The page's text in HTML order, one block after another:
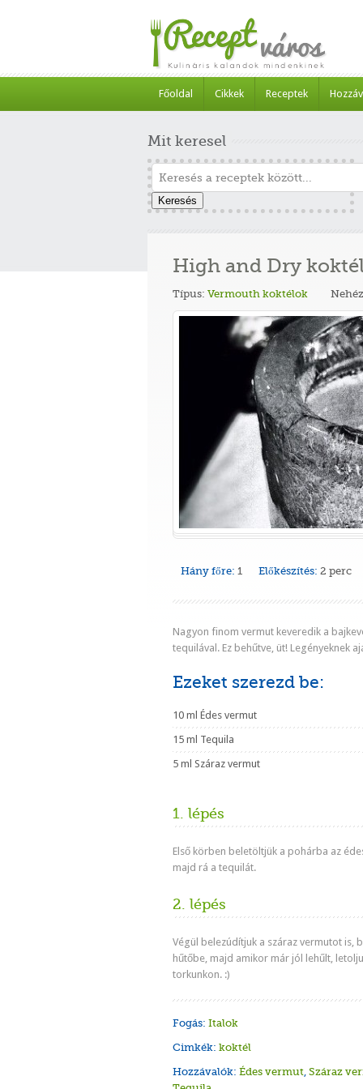
Főoldal Cikkek Receptek
Mit keresel
Keresés
High and Dry
Típus: Vermouth koktélok
Hány főre: 1 Előkészítés: 2 perc
Nagyon finom vermut keveredik a
tequilával. Ez behűtve, üt! Legényeknek
Ezeket szerezd be:
10 ml Édes vermut
15 ml Tequila
5 ml Száraz vermut
1. lépés
Első körben beletöltjük a pohárba az
majd rá a tequilát.
2. lépés
Végül belezúdítjuk a száraz vermutot is,
hűtőbe, majd amikor már jól lehűlt,
torkunkon. :)
Fogás: Italok
Cimkék: koktél
Hozzávalók: Édes vermut, Száraz